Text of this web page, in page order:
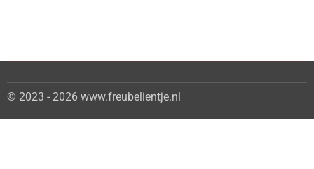
© 2023 - 2026 www.freubelientje.nl